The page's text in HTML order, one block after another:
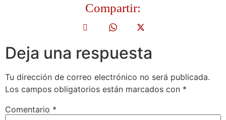
Compartir:
Deja una respuesta
Tu dirección de correo electrónico no será publicada.
Los campos obligatorios están marcados con *
Comentario *